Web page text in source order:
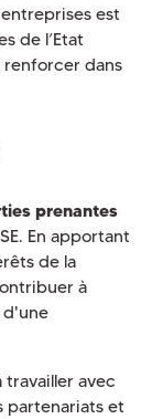
est
de l’Etat
renforcer dans
prenantes
En apportant
de la
à
d'une
avec
partenariats et